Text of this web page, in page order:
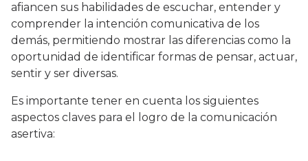
afiancen sus habilidades de escuchar, entender y
comprender la intención comunicativa de los
demás, permitiendo mostrar las diferencias como la
oportunidad de identificar formas de pensar, actuar,
sentir y ser diversas.
Es importante tener en cuenta los siguientes
aspectos claves para el logro de la comunicación
asertiva: